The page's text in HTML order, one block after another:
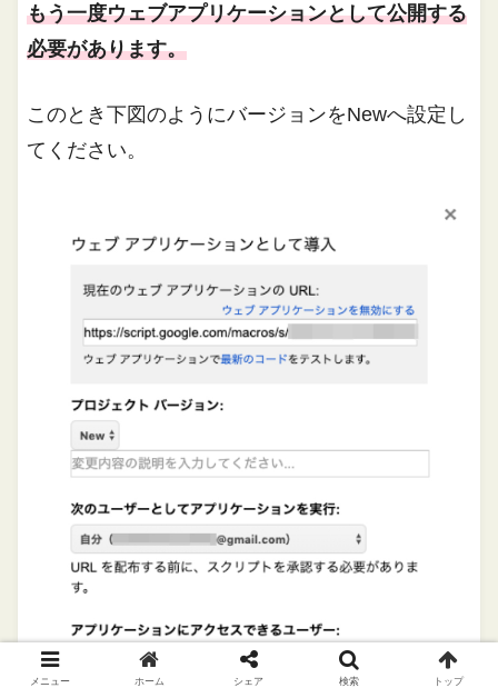
もう一度ウェブアプリケーションとして公開する
必要があります。
このとき下図のようにバージョンをNewへ設定し
てください。
メニュー ホーム シェア 検索 トップ